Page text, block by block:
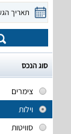
תאריך
סוג הנכס
צימרים
וילות
סוויטות